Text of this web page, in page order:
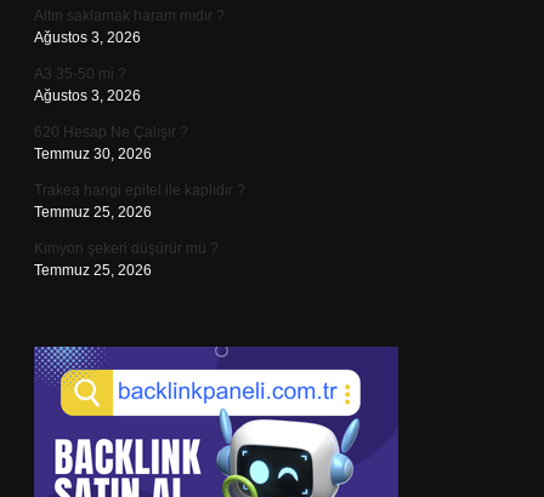
Altın saklamak haram mıdır ?
Ağustos 3, 2026
A3 35-50 mi ?
Ağustos 3, 2026
620 Hesap Ne Çalışır ?
Temmuz 30, 2026
Trakea hangi epitel ile kaplıdır ?
Temmuz 25, 2026
Kimyon şekeri düşürür mü ?
Temmuz 25, 2026